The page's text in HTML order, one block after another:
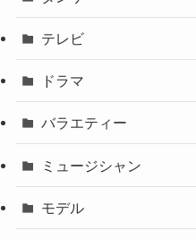
テレビ
ドラマ
バラエティー
ミュージシャン
モデル